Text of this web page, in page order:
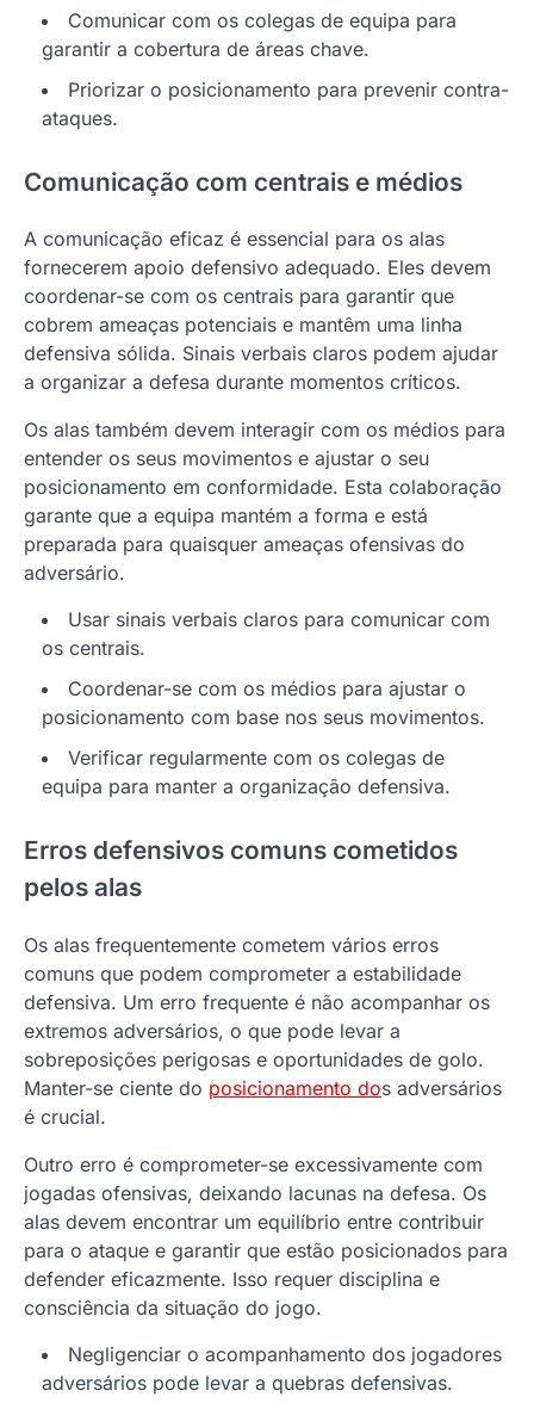
Comunicar com os colegas de equipa para
garantir a cobertura de áreas chave.
Priorizar o posicionamento para prevenir contra-
ataques.
Comunicação com centrais e médios
A comunicação eficaz é essencial para os alas
fornecerem apoio defensivo adequado. Eles devem
coordenar-se com os centrais para garantir que
cobrem ameaças potenciais e mantêm uma linha
defensiva sólida. Sinais verbais claros podem ajudar
a organizar a defesa durante momentos críticos.
Os alas também devem interagir com os médios para
entender os seus movimentos e ajustar o seu
posicionamento em conformidade. Esta colaboração
garante que a equipa mantém a forma e está
preparada para quaisquer ameaças ofensivas do
adversário.
Usar sinais verbais claros para comunicar com
os centrais.
Coordenar-se com os médios para ajustar o
posicionamento com base nos seus movimentos.
Verificar regularmente com os colegas de
equipa para manter a organização defensiva.
Erros defensivos comuns cometidos
pelos alas
Os alas frequentemente cometem vários erros
comuns que podem comprometer a estabilidade
defensiva. Um erro frequente é não acompanhar os
extremos adversários, o que pode levar a
sobreposições perigosas e oportunidades de golo.
Manter-se ciente do posicionamento dos adversários
é crucial.
Outro erro é comprometer-se excessivamente com
jogadas ofensivas, deixando lacunas na defesa. Os
alas devem encontrar um equilíbrio entre contribuir
para o ataque e garantir que estão posicionados para
defender eficazmente. Isso requer disciplina e
consciência da situação do jogo.
Negligenciar o acompanhamento dos jogadores
adversários pode levar a quebras defensivas.